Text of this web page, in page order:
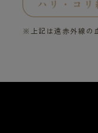
※上記は遠赤外線の